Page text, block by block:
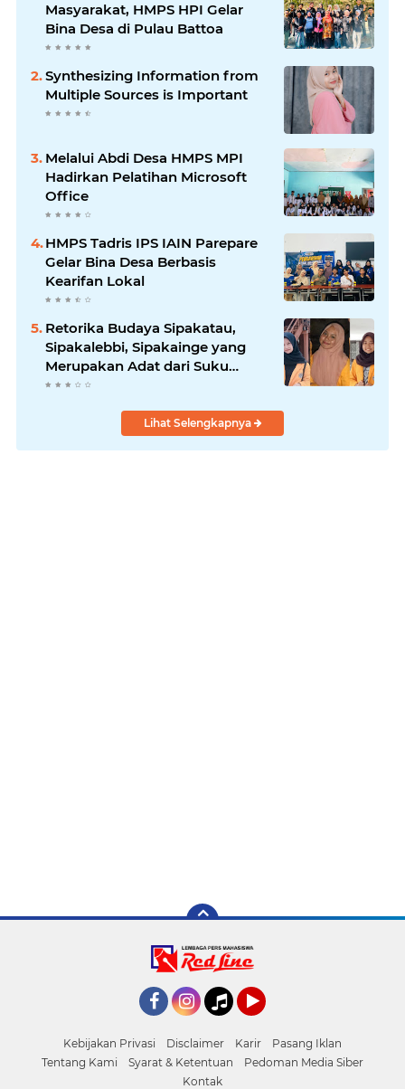
Masyarakat, HMPS HPI Gelar
Bina Desa di Pulau Battoa
Synthesizing Information from
Multiple Sources is Important
Melalui Abdi Desa HMPS MPI
Hadirkan Pelatihan Microsoft
Office
HMPS Tadris IPS IAIN Parepare
Gelar Bina Desa Berbasis
Kearifan Lokal
Retorika Budaya Sipakatau,
Sipakalebbi, Sipakainge yang
Merupakan Adat dari Suku
Bugis
Lihat Selengkapnya
Kebijakan Privasi Disclaimer Karir
Pasang Iklan
Tentang Kami
Syarat & Ketentuan
Pedoman Media Siber
Kontak